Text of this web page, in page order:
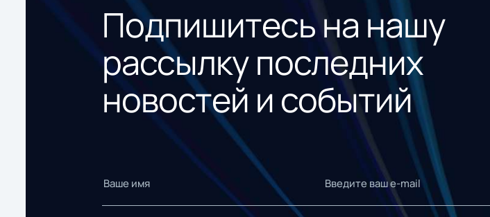
Подпишитесь на нашу
рассылку последних
новостей и событий